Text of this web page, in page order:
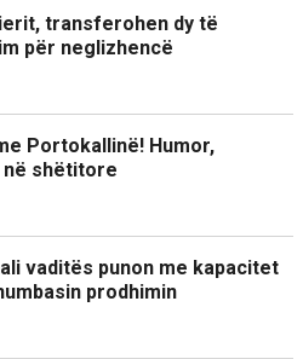
transferohen dy të
për neglizhencë
Portokallinë! Humor,
shëtitore
vaditës punon me kapacitet
prodhimin